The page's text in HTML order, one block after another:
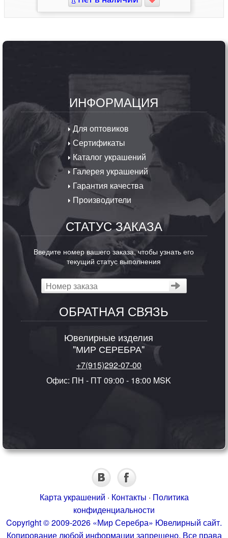
ИНФОРМАЦИЯ
Для оптовиков
Сертификаты
Каталог украшений
Галерея украшений
Гарантия качества
Производители
СТАТУС ЗАКАЗА
Введите номер вашего заказа, чтобы узнать его
текущий статус выполнения
ОБРАТНАЯ СВЯЗЬ
Ювелирные изделия
"МИР СЕРЕБРА"
+7(915)292-07-00
Офис: ПН - ПТ 09:00 - 18:00 MSK
Карта украшений · Контакты · Политика
конфиденциальности
Copyright © 2009-2026 «Мир Серебра» Ювелирный сайт.
Копирование любой информации запрещено. Все права